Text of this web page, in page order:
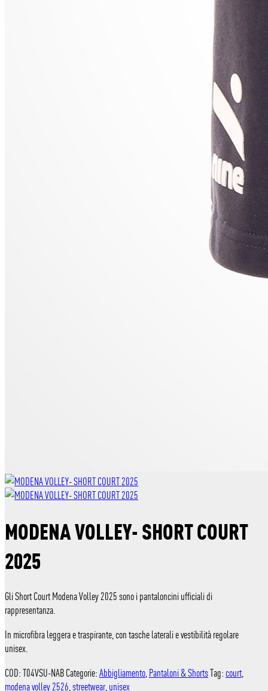
MODENA VOLLEY- SHORT COURT
2025
Gli Short Court Modena Volley 2025 sono i pantaloncini ufficiali di
rappresentanza.
In microfibra leggera e traspirante, con tasche laterali e vestibilità regolare
unisex.
COD:T04VSU-NABCategorie:Abbigliamento Pantaloni & ShortsTag:court
modena volley 2526 streetwear, unisex